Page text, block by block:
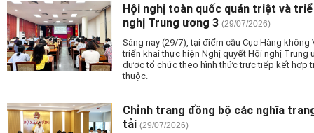
Hội nghị toàn quốc quán triệt và
nghị Trung ương 3 (29/07/2026)
Sáng nay (29/7), tại điểm cầu Cục Hàng
triển khai thực hiện Nghị quyết Hội nghị Trung
được tổ chức theo hình thức trực tiếp kết hợp
thuộc.
Chỉnh trang đồng bộ các nghĩa
tải (29/07/2026)